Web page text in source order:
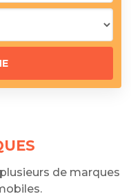
de marques